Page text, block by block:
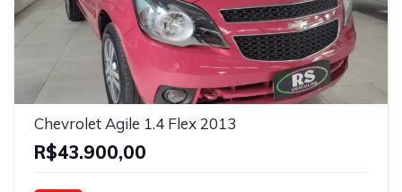
Chevrolet Agile 1.4 Flex 2013
R$43.900,00